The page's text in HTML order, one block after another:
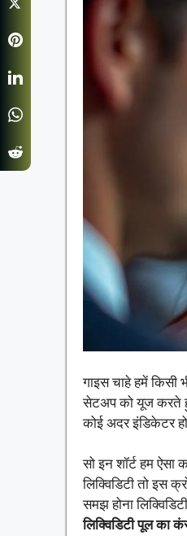
गाइस चाहे हमें किसी
सेटअप को यूज करते हुए
कोई अदर इंडिकेटर
सो इन शॉर्ट हम
लिक्विडिटी तो इस
समझ होना
लिक्विडिटी पूल का